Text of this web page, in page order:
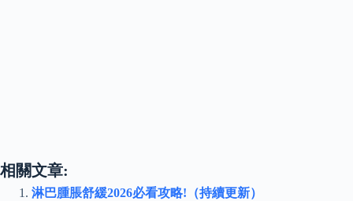
相關文章:
淋巴腫脹舒緩2026必看攻略!（持續更新）